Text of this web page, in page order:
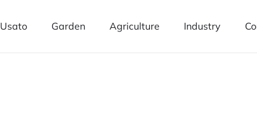
Usato Garden Agriculture Industry